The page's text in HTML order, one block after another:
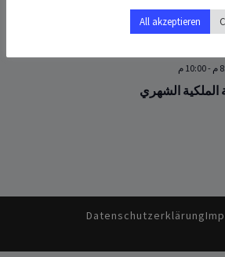
ميخائيل في مدينة هيرنة
St. Michael
-10:00 م
الملكية الشهري
Datenschutzerklärung
All akzeptieren